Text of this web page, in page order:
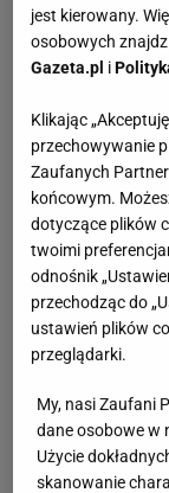
jest kierowany.
osobowych
Gazeta.pl i
Klikając
przechowywanie
Zaufanych
końcowym.
dotyczące plików
twoimi
odnośnik
przechodząc do
ustawień plików
przeglądarki.
My, nasi Zaufani
dane osobowe w
Użycie
skanowanie